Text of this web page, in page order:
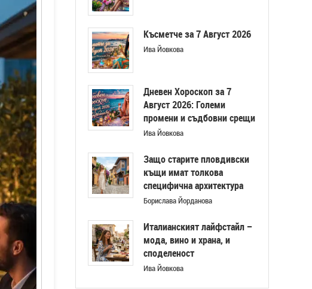
Късметче за 7 Август 2026
Ива Йовкова
Дневен Хороскоп за 7
Август 2026: Големи
промени и съдбовни срещи
Ива Йовкова
Защо старите пловдивски
къщи имат толкова
специфична архитектура
Борислава Йорданова
Италианският лайфстайл –
мода, вино и храна, и
споделеност
Ива Йовкова